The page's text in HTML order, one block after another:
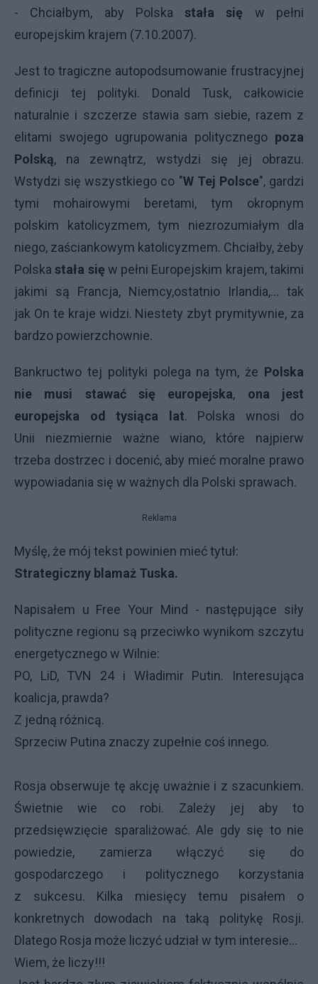
- Chciałbym, aby Polska stała się w pełni
europejskim krajem (7.10.2007).
Jest to tragiczne autopodsumowanie frustracyjnej
definicji tej polityki. Donald Tusk, całkowicie
naturalnie i szczerze stawia sam siebie, razem z
elitami swojego ugrupowania politycznego poza
Polską, na zewnątrz, wstydzi się jej obrazu.
Wstydzi się wszystkiego co "W Tej Polsce", gardzi
tymi mohairowymi beretami, tym okropnym
polskim katolicyzmem, tym niezrozumiałym dla
niego, zaściankowym katolicyzmem. Chciałby, żeby
Polska stała się w pełni Europejskim krajem, takimi
jakimi są Francja, Niemcy,ostatnio Irlandia,... tak
jak On te kraje widzi. Niestety zbyt prymitywnie, za
bardzo powierzchownie.
Bankructwo tej polityki polega na tym, że Polska
nie musi stawać się europejska, ona jest
europejska od tysiąca lat. Polska wnosi do
Unii niezmiernie ważne wiano, które najpierw
trzeba dostrzec i docenić, aby mieć moralne prawo
wypowiadania się w ważnych dla Polski sprawach.
Reklama
Myślę, że mój tekst powinien mieć tytuł:
Strategiczny blamaż Tuska.
Napisałem u Free Your Mind - następujące siły
polityczne regionu są przeciwko wynikom szczytu
energetycznego w Wilnie:
PO, LiD, TVN 24 i Władimir Putin. Interesująca
koalicja, prawda?
Z jedną różnicą.
Sprzeciw Putina znaczy zupełnie coś innego.
Rosja obserwuje tę akcję uważnie i z szacunkiem.
Świetnie wie co robi. Zależy jej aby to
przedsięwzięcie sparaliżować. Ale gdy się to nie
powiedzie, zamierza włączyć się do
gospodarczego i politycznego korzystania
z sukcesu. Kilka miesięcy temu pisałem o
konkretnych dowodach na taką politykę Rosji.
Dlatego Rosja może liczyć udział w tym interesie...
Wiem, że liczy!!!